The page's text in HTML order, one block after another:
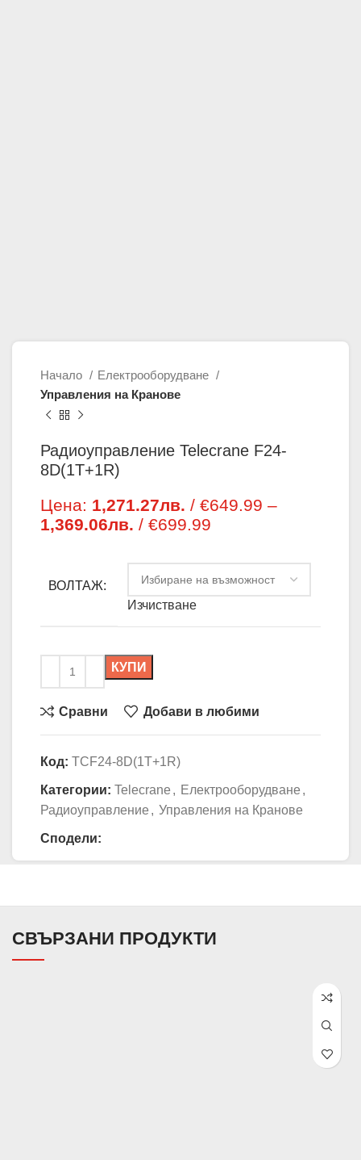
Начало
Електрооборудване
Управления на Кранове
Радиоуправление Telecrane F24-
8D(1T+1R)
Цена: 1,271.27лв. / €649.99 –
1,369.06лв. / €699.99
€649.99 through
1,369.06лв. /
€699.99
ВОЛТАЖ:
Изчистване
КУПИ
Сравни Добави в любими
Код: TCF24-8D(1T+1R)
Категории: Telecrane , Електрооборудване ,
Радиоуправление , Управления на Кранове
Сподели:
СВЪРЗАНИ ПРОДУКТИ